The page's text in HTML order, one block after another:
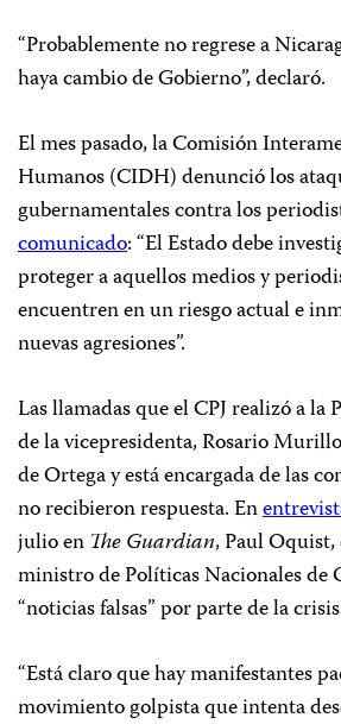
“Probablemente no regrese a
haya cambio de Gobierno”, declaró.
El mes pasado, la Comisión
Humanos (CIDH) denunció los
gubernamentales contra los
comunicado: “El Estado debe
proteger a aquellos medios y
encuentren en un riesgo actual e
nuevas agresiones”.
Las llamadas que el CPJ realizó a la
de la vicepresidenta, Rosario
de Ortega y está encargada de las
no recibieron respuesta. En
julio en The Guardian, Paul
ministro de Políticas Nacionales de
“noticias falsas” por parte de la
“Está claro que hay manifestantes
movimiento golpista que intenta